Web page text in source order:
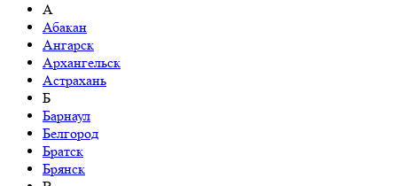
А
Абакан
Ангарск
Архангельск
Астрахань
Б
Барнаул
Белгород
Братск
Брянск